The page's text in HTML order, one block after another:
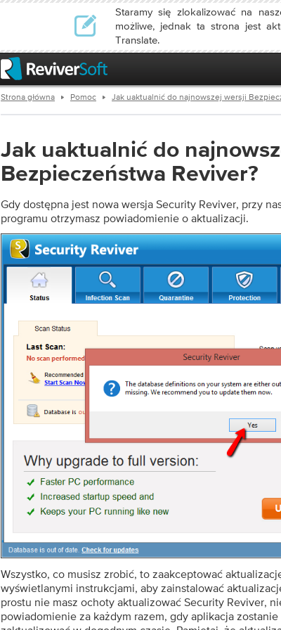
Staramy się zlokalizować na
możliwe, jednak ta strona jest
Translate.
Strona główna Pomoc Jak uaktualnić do najnowszej wersji
Jak uaktualnić do
Bezpieczeństwa Reviver?
Gdy dostępna jest nowa wersja Security Reviver, przy
programu otrzymasz powiadomienie o aktualizacji.
Wszystko, co musisz zrobić, to zaakceptować
wyświetlanymi instrukcjami, aby zainstalować
prostu nie masz ochoty aktualizować Security Reviver,
powiadomienie za każdym razem, gdy aplikacja